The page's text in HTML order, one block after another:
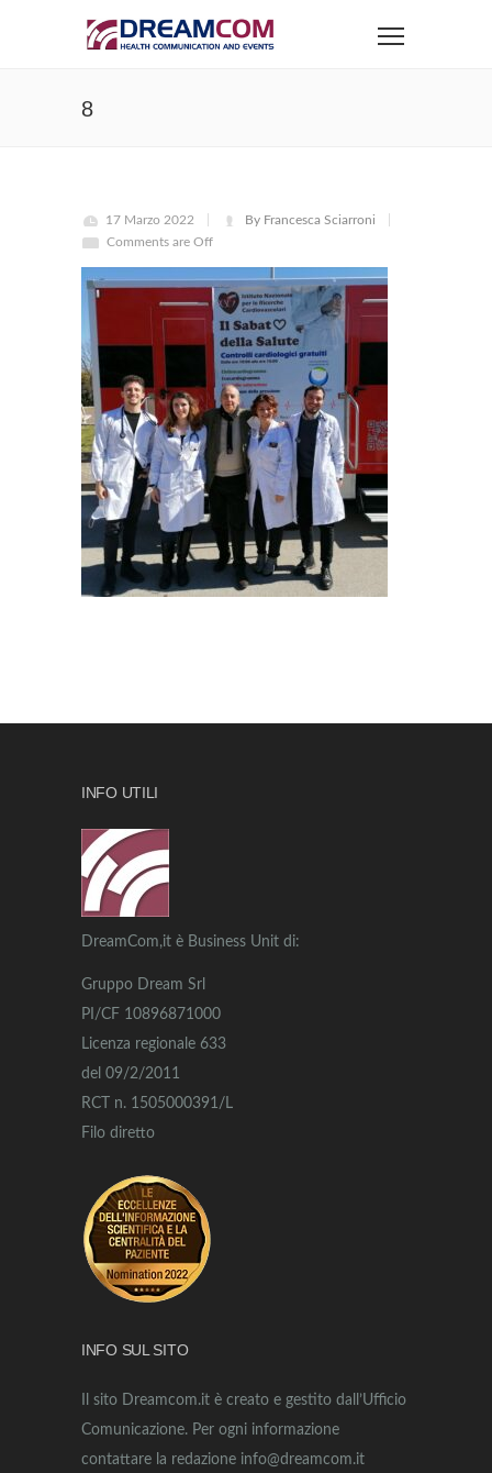
8
17 Marzo 2022
By Francesca Sciarroni
Comments are Off
INFO UTILI
DreamCom,it è Business Unit di:
Gruppo Dream Srl
PI/CF 10896871000
Licenza regionale 633
del 09/2/2011
RCT n. 1505000391/L
Filo diretto
INFO SUL SITO
Il sito Dreamcom.it è creato e gestito dall’Ufficio
Comunicazione. Per ogni informazione
contattare la redazione info@dreamcom.it